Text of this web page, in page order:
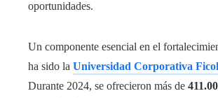
oportunidades.
Un componente esencial en el
ha sido la Universidad Corporativa
Durante 2024, se ofrecieron más de